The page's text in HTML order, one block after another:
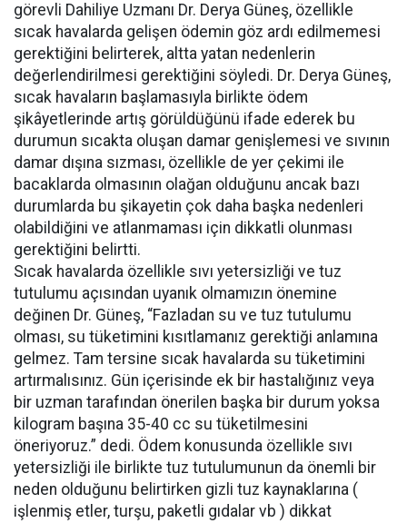
görevli Dahiliye Uzmanı Dr. Derya Güneş, özellikle
sıcak havalarda gelişen ödemin göz ardı edilmemesi
gerektiğini belirterek, altta yatan nedenlerin
değerlendirilmesi gerektiğini söyledi. Dr. Derya Güneş,
sıcak havaların başlamasıyla birlikte ödem
şikâyetlerinde artış görüldüğünü ifade ederek bu
durumun sıcakta oluşan damar genişlemesi ve sıvının
damar dışına sızması, özellikle de yer çekimi ile
bacaklarda olmasının olağan olduğunu ancak bazı
durumlarda bu şikayetin çok daha başka nedenleri
olabildiğini ve atlanmaması için dikkatli olunması
gerektiğini belirtti.
Sıcak havalarda özellikle sıvı yetersizliği ve tuz
tutulumu açısından uyanık olmamızın önemine
değinen Dr. Güneş, “Fazladan su ve tuz tutulumu
olması, su tüketimini kısıtlamanız gerektiği anlamına
gelmez. Tam tersine sıcak havalarda su tüketimini
artırmalısınız. Gün içerisinde ek bir hastalığınız veya
bir uzman tarafından önerilen başka bir durum yoksa
kilogram başına 35-40 cc su tüketilmesini
öneriyoruz.” dedi. Ödem konusunda özellikle sıvı
yetersizliği ile birlikte tuz tutulumunun da önemli bir
neden olduğunu belirtirken gizli tuz kaynaklarına (
işlenmiş etler, turşu, paketli gıdalar vb ) dikkat